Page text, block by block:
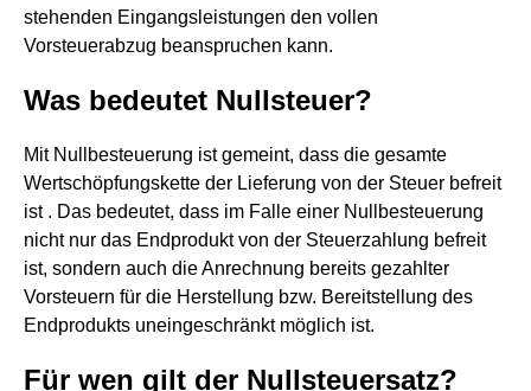
stehenden Eingangsleistungen den vollen
Vorsteuerabzug beanspruchen kann.
Was bedeutet Nullsteuer?
Mit Nullbesteuerung ist gemeint, dass die gesamte
Wertschöpfungskette der Lieferung von der Steuer befreit
ist . Das bedeutet, dass im Falle einer Nullbesteuerung
nicht nur das Endprodukt von der Steuerzahlung befreit
ist, sondern auch die Anrechnung bereits gezahlter
Vorsteuern für die Herstellung bzw. Bereitstellung des
Endprodukts uneingeschränkt möglich ist.
Für wen gilt der Nullsteuersatz?